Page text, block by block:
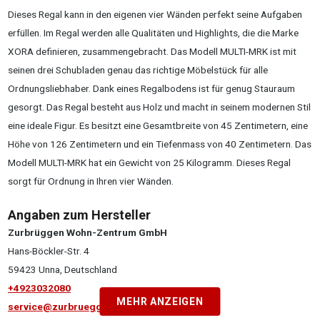
Dieses Regal kann in den eigenen vier Wänden perfekt seine Aufgaben
erfüllen. Im Regal werden alle Qualitäten und Highlights, die die Marke
XORA definieren, zusammengebracht. Das Modell MULTI-MRK ist mit
seinen drei Schubladen genau das richtige Möbelstück für alle
Ordnungsliebhaber. Dank eines Regalbodens ist für genug Stauraum
gesorgt. Das Regal besteht aus Holz und macht in seinem modernen Stil
eine ideale Figur. Es besitzt eine Gesamtbreite von 45 Zentimetern, eine
Höhe von 126 Zentimetern und ein Tiefenmass von 40 Zentimetern. Das
Modell MULTI-MRK hat ein Gewicht von 25 Kilogramm. Dieses Regal
sorgt für Ordnung in Ihren vier Wänden.
Angaben zum Hersteller
Zurbrüggen Wohn-Zentrum GmbH
Hans-Böckler-Str. 4
59423 Unna, Deutschland
+4923032080
service@zurbrueggen.deMEHR ANZEIGEN